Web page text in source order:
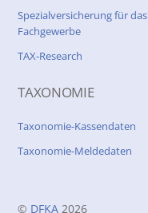
Spezialversicherung für das
Fachgewerbe
TAX-Research
TAXONOMIE
Taxonomie-Kassendaten
Taxonomie-Meldedaten
© DFKA 2026